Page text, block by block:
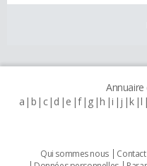
a b c d e f g h i j k l
Qui sommes nous Contact